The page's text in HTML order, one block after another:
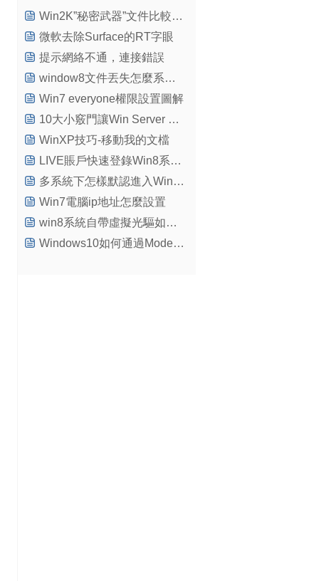
Win2K”秘密武器”文件比較工具(一)
微軟去除Surface的RT字眼
提示網絡不通，連接錯誤
window8文件丟失怎麼系統還原？
Win7 everyone權限設置圖解
10大小竅門讓Win Server 2003使用更便捷
WinXP技巧-移動我的文檔
LIVE賬戶快速登錄Win8系統技巧
多系統下怎樣默認進入Win8.1系統？
Win7電腦ip地址怎麼設置
win8系統自帶虛擬光驅如何使用？
Windows10如何通過Modern界面查看電腦配置信息